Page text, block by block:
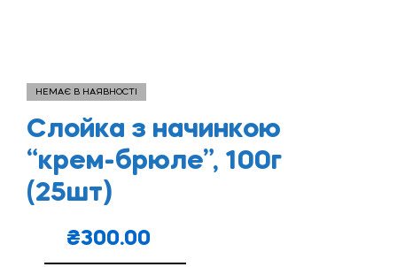
НЕМАЄ В НАЯВНОСТІ
Слойка з начинкою
“крем-брюле”, 100г
(25шт)
₴300.00